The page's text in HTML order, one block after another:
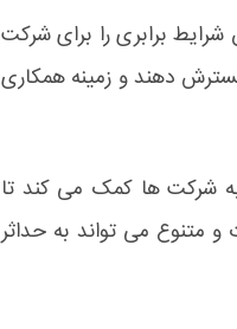
شرایط برابری را برای شرکت
دهند و زمینه همکاری
شرکت ها کمک می کند تا
و متنوع می تواند به حداثر